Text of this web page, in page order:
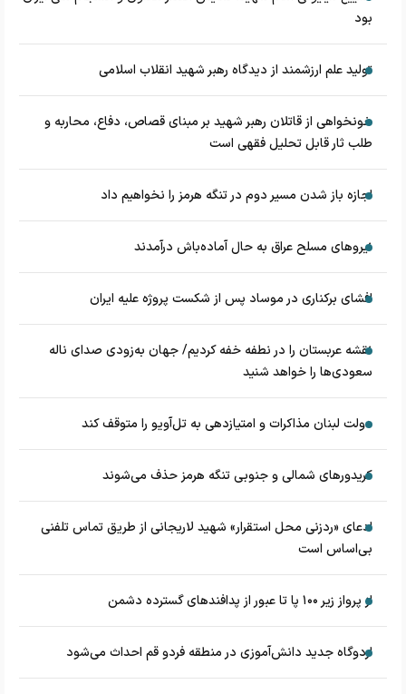
بود
تولید علم ارزشمند از دیدگاه رهبر شهید انقلاب اسلامی
خونخواهی از قاتلان رهبر شهید بر مبنای قصاص، دفاع، محاربه و
طلب ثار قابل تحلیل فقهی است
اجازه باز شدن مسیر دوم در تنگه هرمز را نخواهیم داد
نیروهای مسلح عراق به حال آماده‌باش درآمدند
افشای برکناری در موساد پس از شکست پروژه علیه ایران
نقشه عربستان را در نطفه خفه کردیم/ جهان به‌زودی صدای ناله
سعودی‌ها را خواهد شنید
دولت لبنان مذاکرات و امتیازدهی به تل‌آویو را متوقف کند
کریدورهای شمالی و جنوبی تنگه هرمز حذف می‌شوند
ادعای «ردزنی محل استقرار» شهید لاریجانی از طریق تماس تلفنی
بی‌اساس است
از پرواز زیر ۱۰۰ پا تا عبور از پدافند‌های گسترده دشمن
اردوگاه جدید دانش‌آموزی در منطقه فردو قم احداث می‌شود